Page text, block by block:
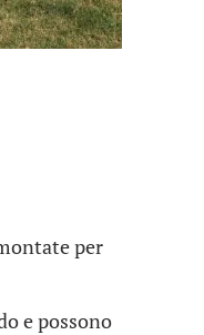
per
e possono